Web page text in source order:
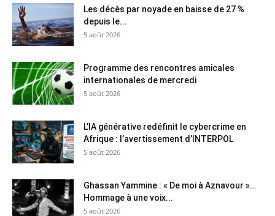
Les décès par noyade en baisse de 27 %
depuis le...
5 août 2026
Programme des rencontres amicales
internationales de mercredi
5 août 2026
L’IA générative redéfinit le cybercrime en
Afrique : l’avertissement d’INTERPOL
5 août 2026
Ghassan Yammine : « De moi à Aznavour »…
Hommage à une voix...
5 août 2026